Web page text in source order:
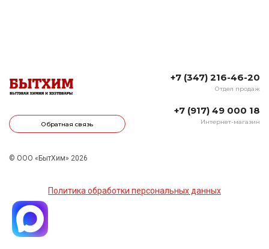
Обратная связь
+7 (347) 216-46-20
Отдел продаж
+7 (917) 49 000 18
Интернет-магазин
© ООО «БытХим» 2026
Политика обработки персональных данных